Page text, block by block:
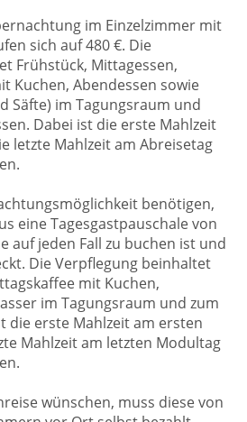
im Einzelzimmer mit
sich auf 480 €. Die
Frühstück, Mittagessen,
Kuchen, Abendessen sowie
Säfte) im Tagungsraum und
Dabei ist die erste Mahlzeit
letzte Mahlzeit am Abreisetag
benötigen,
eine Tagesgastpauschale von
auf jeden Fall zu buchen ist und
Die Verpflegung beinhaltet
mit Kuchen,
im Tagungsraum und zum
die erste Mahlzeit am ersten
Mahlzeit am letzten Modultag
wünschen, muss diese von